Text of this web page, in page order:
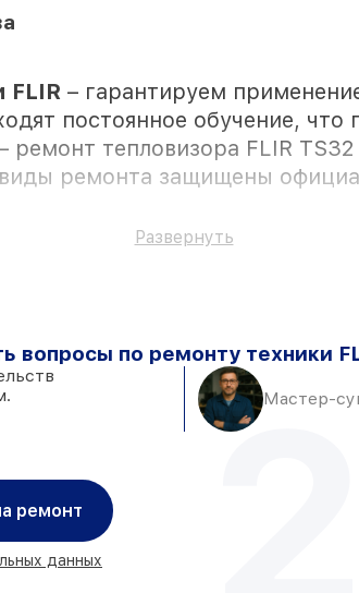
FLIR – гарантируем
постоянное обучение,
ремонт тепловизора FLIR
ремонта защищены
в Москве, остальные
аналоги
– с учётом любых
приёма тепловизора
Развернуть
вопросы по ремонту техники
Мастер-
ремонт
данных